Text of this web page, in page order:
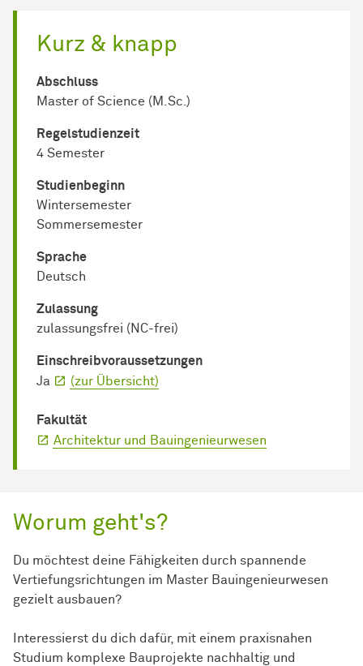
Kurz & knapp
Abschluss
Master of Science (M.Sc.)
Regel­studienzeit
4 Semester
Studienbeginn
Wintersemester
Sommersemester
Sprache
Deutsch
Zulassung
zulassungsfrei (NC-frei)
Einschreib­voraussetzungen
Ja
(zur Übersicht)
Fakultät
Architektur und Bauingenieurwesen
Worum geht's?
Du möchtest deine Fähigkeiten durch spannende
Vertiefungsrichtungen im Master Bauingenieurwesen
gezielt ausbauen?
Interessierst du dich dafür, mit einem praxisnahen
Studium komplexe Bauprojekte nachhaltig und